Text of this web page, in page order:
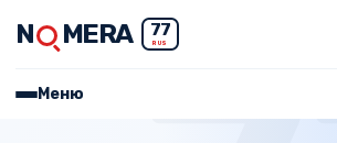
N MERA 77
RUS
Меню